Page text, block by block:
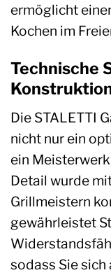
ermöglicht
Kochen im
Technische
Die STALETTI
nicht nur ein
ein
Detail wurde
Grillmeistern
gewährleistet
sodass Sie